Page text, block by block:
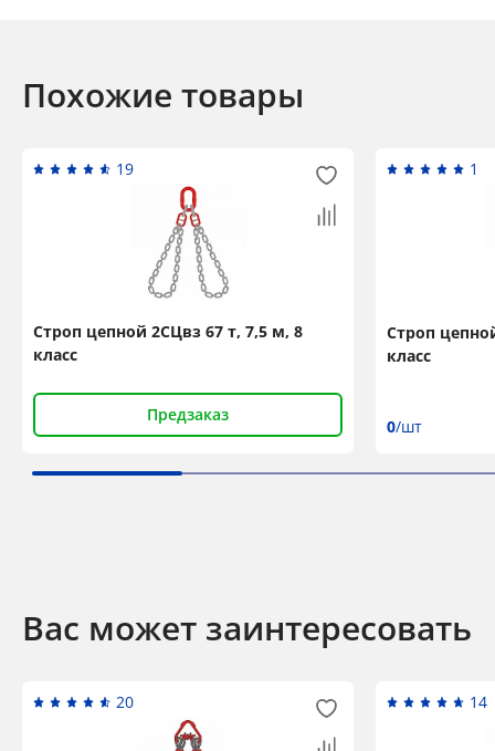
Похожие товары
19
Строп цепной 2СЦвз 67 т, 7,5 м, 8
класс
Предзаказ
1
Строп
класс
0/шт
Вас может заинтересовать
20 14